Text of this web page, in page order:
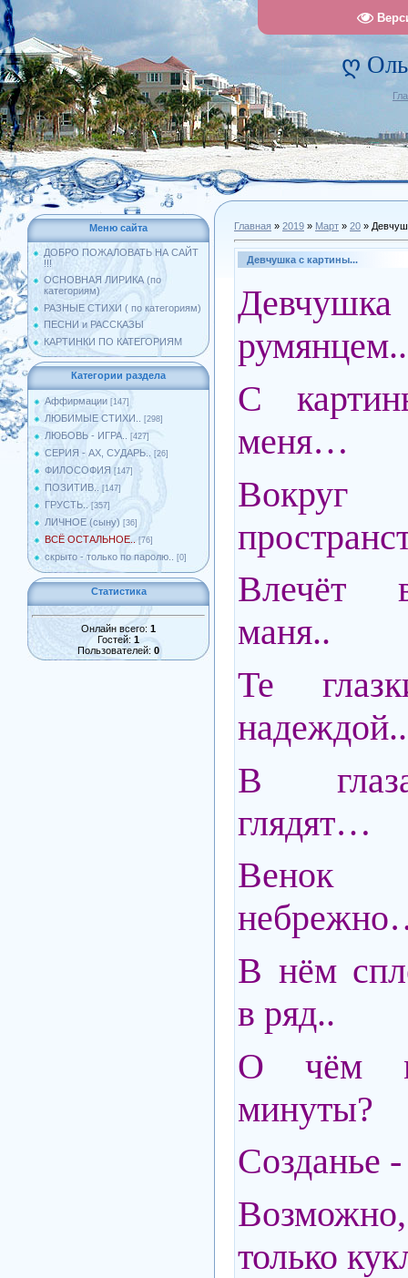
ღ
Меню сайта
ДОБРО ПОЖАЛОВАТЬ НА САЙТ
!!!
ОСНОВНАЯ ЛИРИКА (по
категориям)
РАЗНЫЕ СТИХИ ( по категориям)
ПЕСНИ и РАССКАЗЫ
КАРТИНКИ ПО КАТЕГОРИЯМ
Категории раздела
Аффирмации [147]
ЛЮБИМЫЕ СТИХИ.. [298]
ЛЮБОВЬ - ИГРА.. [427]
СЕРИЯ - АХ, СУДАРЬ.. [26]
ФИЛОСОФИЯ [147]
ПОЗИТИВ.. [147]
ГРУСТЬ.. [357]
ЛИЧНОЕ (сыну) [36]
ВСЁ ОСТАЛЬНОЕ.. [76]
скрыто - только по паролю.. [0]
Статистика
Онлайн всего: 1
Гостей: 1
Пользователей: 0
Главная » 2019 » Март » 20 »
Девчушка с картины...
румянцем..
С
меня…
Влечёт
маня..
Те
надеждой..
В
глядят…
Венок
В нём
в ряд..
О чём
минуты?
Созданье
только